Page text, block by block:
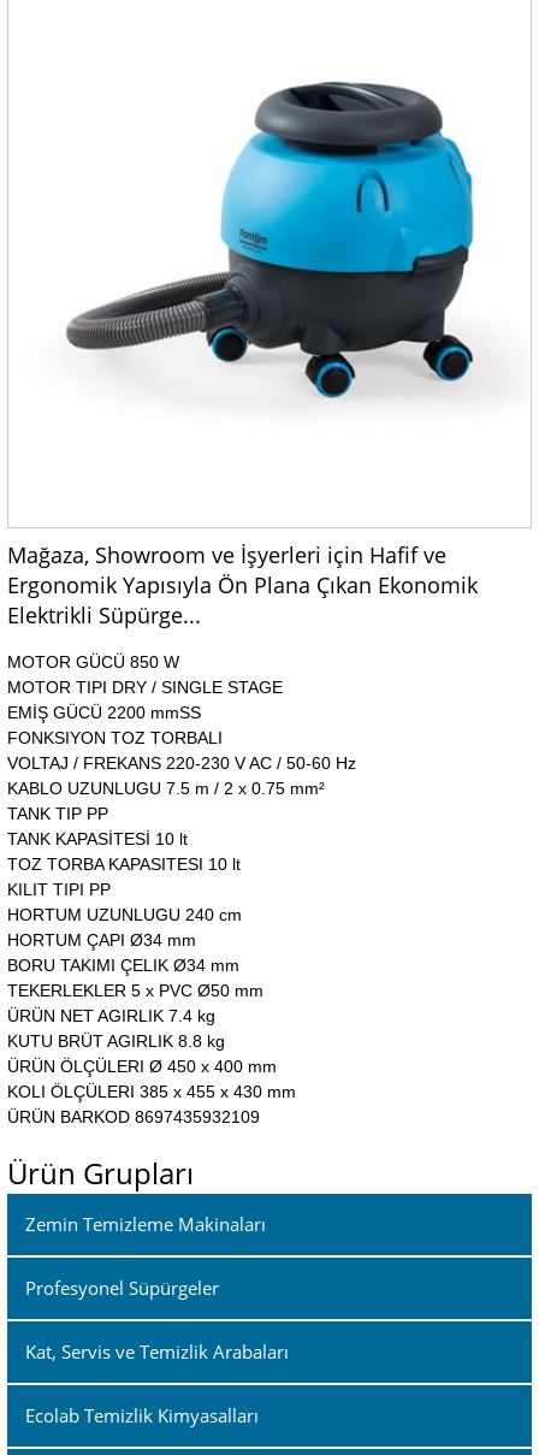
Mağaza, Showroom ve İşyerleri için Hafif ve
Ergonomik Yapısıyla Ön Plana Çıkan Ekonomik
Elektrikli Süpürge...
MOTOR GÜCÜ 850 W
MOTOR TIPI DRY / SINGLE STAGE
EMİŞ GÜCÜ 2200 mmSS
FONKSIYON TOZ TORBALI
VOLTAJ / FREKANS 220-230 V AC / 50-60 Hz
KABLO UZUNLUGU 7.5 m / 2 x 0.75 mm²
TANK TIP PP
TANK KAPASİTESİ 10 lt
TOZ TORBA KAPASITESI 10 lt
KILIT TIPI PP
HORTUM UZUNLUGU 240 cm
HORTUM ÇAPI Ø34 mm
BORU TAKIMI ÇELIK Ø34 mm
TEKERLEKLER 5 x PVC Ø50 mm
ÜRÜN NET AGIRLIK 7.4 kg
KUTU BRÜT AGIRLIK 8.8 kg
ÜRÜN ÖLÇÜLERI Ø 450 x 400 mm
KOLI ÖLÇÜLERI 385 x 455 x 430 mm
ÜRÜN BARKOD 8697435932109
Ürün Grupları
Zemin Temizleme Makinaları
Profesyonel Süpürgeler
Kat, Servis ve Temizlik Arabaları
Ecolab Temizlik Kimyasalları